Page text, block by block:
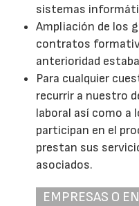
sistemas
Ampliación de los
contratos
anterioridad
Para cualquier
recurrir a nuestro
laboral así como a
participan en el
prestan sus
asociados.
EMPRESAS O